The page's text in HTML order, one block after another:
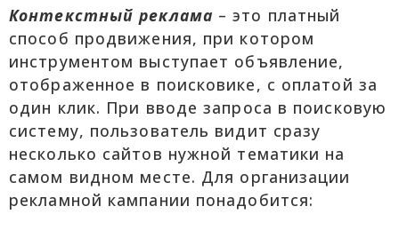
Контекстный реклама – это платный
способ продвижения, при котором
инструментом выступает объявление,
отображенное в поисковике, с оплатой за
один клик. При вводе запроса в поисковую
систему, пользователь видит сразу
несколько сайтов нужной тематики на
самом видном месте. Для организации
рекламной кампании понадобится: